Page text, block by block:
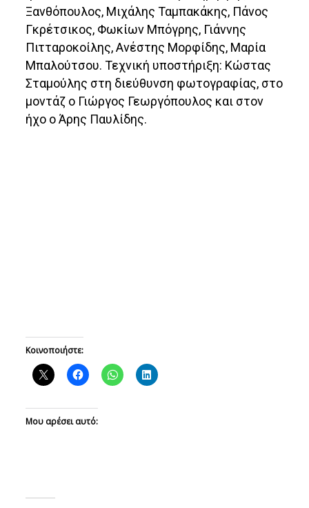
Ξανθόπουλος, Μιχάλης Ταμπακάκης, Πάνος
Γκρέτσικος, Φωκίων Μπόγρης, Γιάννης
Πιτταροκοίλης, Ανέστης Μορφίδης, Μαρία
Μπαλούτσου. Τεχνική υποστήριξη: Κώστας
Σταμούλης στη διεύθυνση φωτογραφίας, στο
μοντάζ ο Γιώργος Γεωργόπουλος και στον
ήχο ο Άρης Παυλίδης.
Κοινοποιήστε:
Μου αρέσει αυτό: